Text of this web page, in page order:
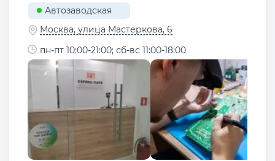
Автозаводская
Москва, улица Мастеркова, 6
пн-пт 10:00-21:00; сб-вс 11:00-18:00